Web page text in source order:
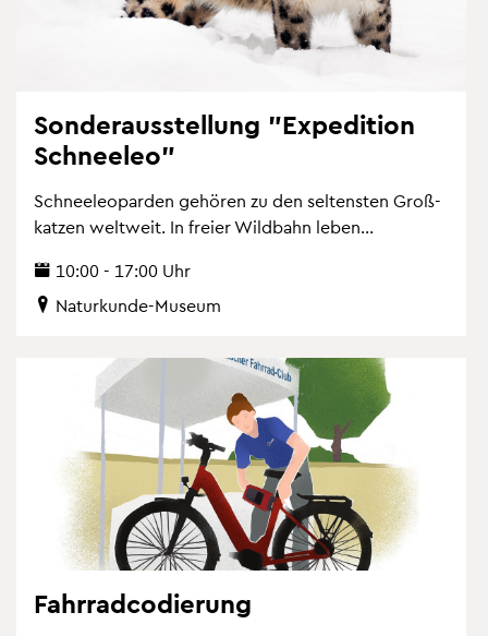
Son­der­aus­stel­lung "Ex­pe­di­ti­on
Schnee­leo"
Schnee­leo­par­den ge­hö­ren zu den sel­tens­ten Gro­ß­
kat­zen welt­weit. In frei­er Wild­bahn leben...
10:00 - 17:00 Uhr
Na­tur­kun­de-Mu­se­um
Fahr­rad­co­die­rung